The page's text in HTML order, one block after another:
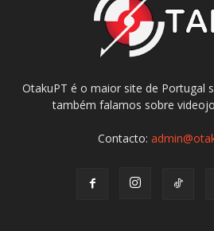
OtakuPT é o maior site de Portugal
também falamos sobre
Contacto: